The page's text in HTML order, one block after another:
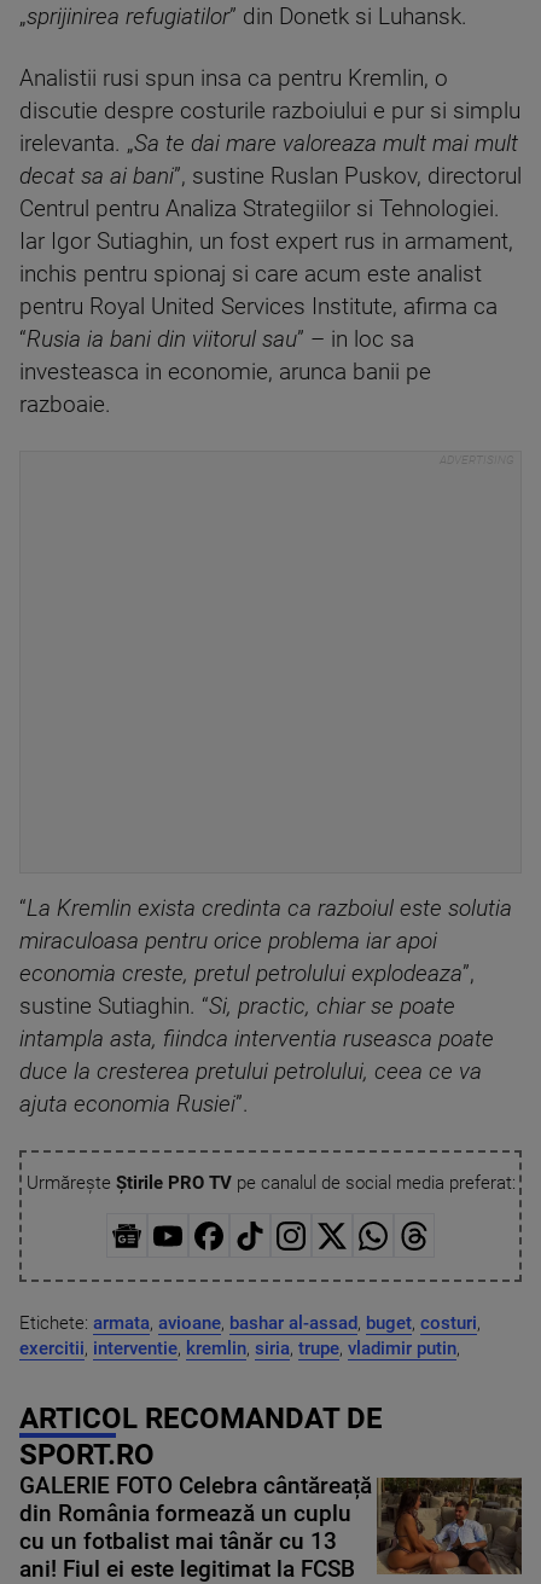
„sprijinirea refugiatilor” din Donetk si Luhansk.
Analistii rusi spun insa ca pentru Kremlin, o
discutie despre costurile razboiului e pur si simplu
irelevanta. „Sa te dai mare valoreaza mult mai mult
decat sa ai bani”, sustine Ruslan Puskov, directorul
Centrul pentru Analiza Strategiilor si Tehnologiei.
Iar Igor Sutiaghin, un fost expert rus in armament,
inchis pentru spionaj si care acum este analist
pentru Royal United Services Institute, afirma ca
“Rusia ia bani din viitorul sau” – in loc sa
investeasca in economie, arunca banii pe
razboaie.
“La Kremlin exista credinta ca razboiul este solutia
miraculoasa pentru orice problema iar apoi
economia creste, pretul petrolului explodeaza”,
sustine Sutiaghin. “Si, practic, chiar se poate
intampla asta, fiindca interventia ruseasca poate
duce la cresterea pretului petrolului, ceea ce va
ajuta economia Rusiei”.
Urmărește Știrile PRO TVpe canalul de social media preferat:
Etichete: armata, avioane, bashar al-assad, buget, costuri,
exercitii, interventie, kremlin, siria, trupe, vladimir putin,
ARTICOL RECOMANDAT DE
SPORT.RO
GALERIE FOTO Celebra cântăreață
din România formează un cuplu
cu un fotbalist mai tânăr cu 13
ani! Fiul ei este legitimat la FCSB